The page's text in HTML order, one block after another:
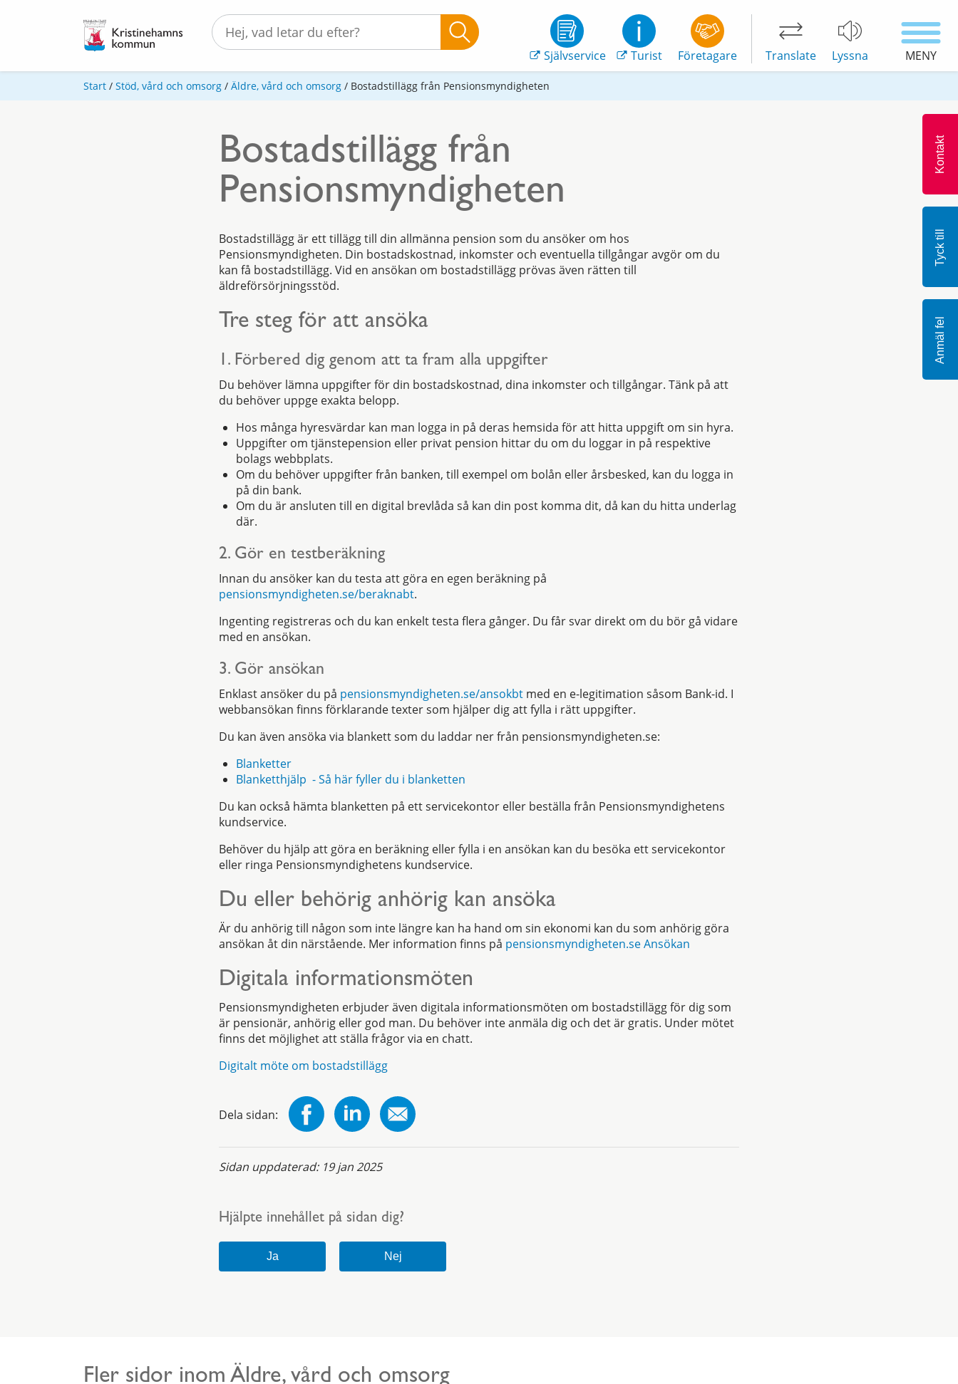
Självservice Turist Företagare Translate Lyssna MENY
Kontakt
Tyck till
Anmäl fel
Start / Stöd, vård och omsorg / Äldre, vård och omsorg / Bostadstillägg från Pensionsmyndigheten
Bostadstillägg från
Pensionsmyndigheten
Bostadstillägg är ett tillägg till din allmänna pension som du ansöker om hos
Pensionsmyndigheten. Din bostadskostnad, inkomster och eventuella tillgångar avgör om du
kan få bostadstillägg. Vid en ansökan om bostadstillägg prövas även rätten till
äldreförsörjningsstöd.
Tre steg för att ansöka
1. Förbered dig genom att ta fram alla uppgifter
Du behöver lämna uppgifter för din bostadskostnad, dina inkomster och tillgångar. Tänk på att
du behöver uppge exakta belopp.
Hos många hyresvärdar kan man logga in på deras hemsida för att hitta uppgift om sin hyra.
Uppgifter om tjänstepension eller privat pension hittar du om du loggar in på respektive
bolags webbplats.
Om du behöver uppgifter från banken, till exempel om bolån eller årsbesked, kan du logga in
på din bank.
Om du är ansluten till en digital brevlåda så kan din post komma dit, då kan du hitta underlag
där.
2. Gör en testberäkning
Innan du ansöker kan du testa att göra en egen beräkning på
pensionsmyndigheten.se/beraknabt.
Ingenting registreras och du kan enkelt testa flera gånger. Du får svar direkt om du bör gå vidare
med en ansökan.
3. Gör ansökan
Enklast ansöker du på pensionsmyndigheten.se/ansokbt med en e-legitimation såsom Bank-id. I
webbansökan finns förklarande texter som hjälper dig att fylla i rätt uppgifter.
Du kan även ansöka via blankett som du laddar ner från pensionsmyndigheten.se:
Blanketter
Blanketthjälp - Så här fyller du i blanketten
Du kan också hämta blanketten på ett servicekontor eller beställa från Pensionsmyndighetens
kundservice.
Behöver du hjälp att göra en beräkning eller fylla i en ansökan kan du besöka ett servicekontor
eller ringa Pensionsmyndighetens kundservice.
Du eller behörig anhörig kan ansöka
Är du anhörig till någon som inte längre kan ha hand om sin ekonomi kan du som anhörig göra
ansökan åt din närstående. Mer information finns på pensionsmyndigheten.se Ansökan
Digitala informationsmöten
Pensionsmyndigheten erbjuder även digitala informationsmöten om bostadstillägg för dig som
är pensionär, anhörig eller god man. Du behöver inte anmäla dig och det är gratis. Under mötet
finns det möjlighet att ställa frågor via en chatt.
Digitalt möte om bostadstillägg
Dela sidan:
Sidan uppdaterad: 19 jan 2025
Hjälpte innehållet på sidan dig?
Fler sidor inom Äldre, vård och omsorg